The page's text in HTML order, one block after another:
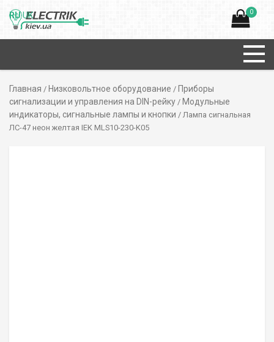
0
Главная / Низковольтное оборудование / Приборы
сигнализации и управления на DIN-рейку / Модульные
индикаторы, сигнальные лампы и кнопки / Лампа сигнальная
ЛС-47 неон желтая IEK MLS10-230-K05
RUUK